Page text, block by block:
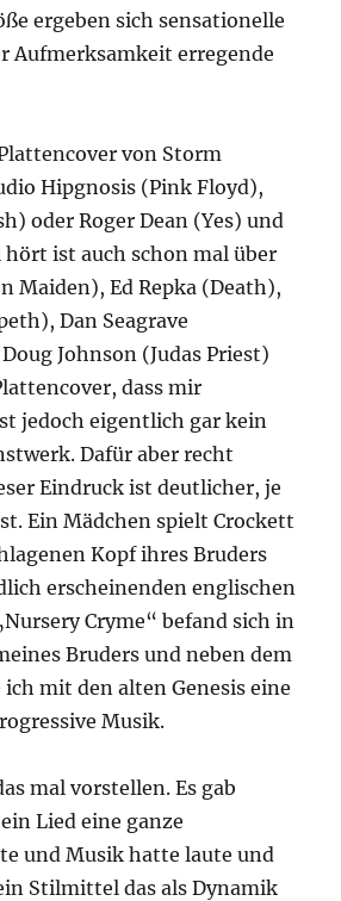
ergeben sich sensationelle
Aufmerksamkeit erregende
von Storm
Hipgnosis (Pink Floyd),
oder Roger Dean (Yes) und
ist auch schon mal über
Maiden), Ed Repka (Death),
Dan Seagrave
Johnson (Judas Priest)
dass mir
jedoch eigentlich gar kein
Dafür aber recht
Eindruck ist deutlicher, je
Ein Mädchen spielt Crockett
Kopf ihres Bruders
erscheinenden englischen
Cryme“ befand sich in
Bruders und neben dem
mit den alten Genesis eine
Musik.
mal vorstellen. Es gab
Lied eine ganze
und Musik hatte laute und
Stilmittel das als Dynamik